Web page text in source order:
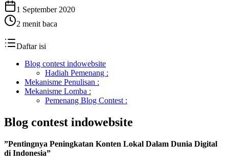
1 September 2020
2 menit baca
Daftar isi
Blog contest indowebsite
Hadiah Pemenang :
Mekanisme Penulisan :
Mekanisme Lomba :
Pemenang Blog Contest :
Blog contest indowebsite
”Pentingnya Peningkatan Konten Lokal Dalam Dunia Digital
di Indonesia”